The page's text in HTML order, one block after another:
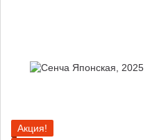
Акция!